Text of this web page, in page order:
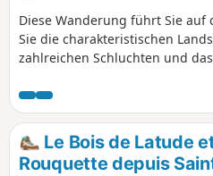
Diese Wanderung führt Sie auf
Sie die charakteristischen
zahlreichen Schluchten und
19. Jahrhundert.
Le Bois de Latude
Rouquette depuis